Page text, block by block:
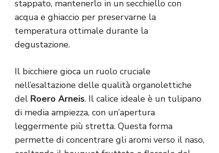
stappato, mantenerlo in un secchiello con
acqua e ghiaccio per preservarne la
temperatura ottimale durante la
degustazione.
Il bicchiere gioca un ruolo cruciale
nell’esaltazione delle qualità organolettiche
del Roero Arneis. Il calice ideale è un tulipano
di media ampiezza, con un’apertura
leggermente più stretta. Questa forma
permette di concentrare gli aromi verso il naso,